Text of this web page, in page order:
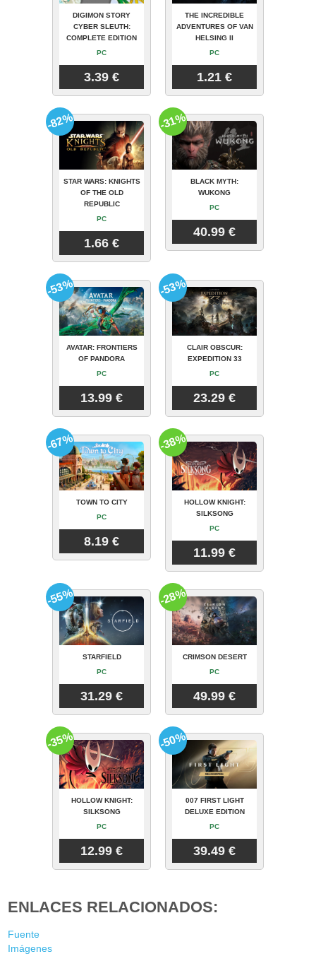
DIGIMON STORY
CYBER SLEUTH:
COMPLETE EDITION
PC
3.39 €
THE INCREDIBLE
ADVENTURES OF VAN
HELSING II
PC
1.21 €
STAR WARS: KNIGHTS
OF THE OLD
REPUBLIC
PC
1.66 €
-82%
BLACK MYTH:
WUKONG
PC
40.99 €
-31%
AVATAR: FRONTIERS
OF PANDORA
PC
13.99 €
-53%
CLAIR OBSCUR:
EXPEDITION 33
PC
23.29 €
-53%
TOWN TO CITY
PC
8.19 €
-67%
HOLLOW KNIGHT:
SILKSONG
PC
11.99 €
-38%
STARFIELD
PC
31.29 €
-55%
CRIMSON DESERT
PC
49.99 €
-28%
HOLLOW KNIGHT:
SILKSONG
PC
12.99 €
-35%
007 FIRST LIGHT
DELUXE EDITION
PC
39.49 €
-50%
ENLACES RELACIONADOS:
Fuente
Imágenes